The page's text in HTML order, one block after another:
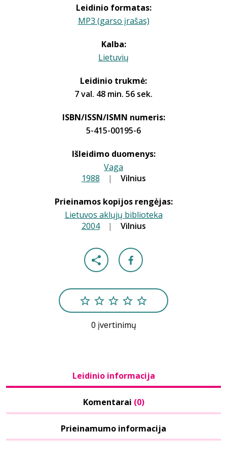
Leidinio formatas:
MP3 (garso įrašas)
Kalba:
Lietuvių
Leidinio trukmė:
7 val. 48 min. 56 sek.
ISBN/ISSN/ISMN numeris:
5-415-00195-6
Išleidimo duomenys:
Vaga
1988 | Vilnius
Prieinamos kopijos rengėjas:
Lietuvos aklųjų biblioteka
2004 | Vilnius
0 įvertinimų
Leidinio informacija
Komentarai (0)
Prieinamumo informacija